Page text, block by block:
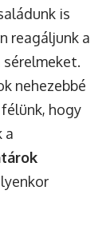
is
reagáljunk a
nehezebbé
hogy
a